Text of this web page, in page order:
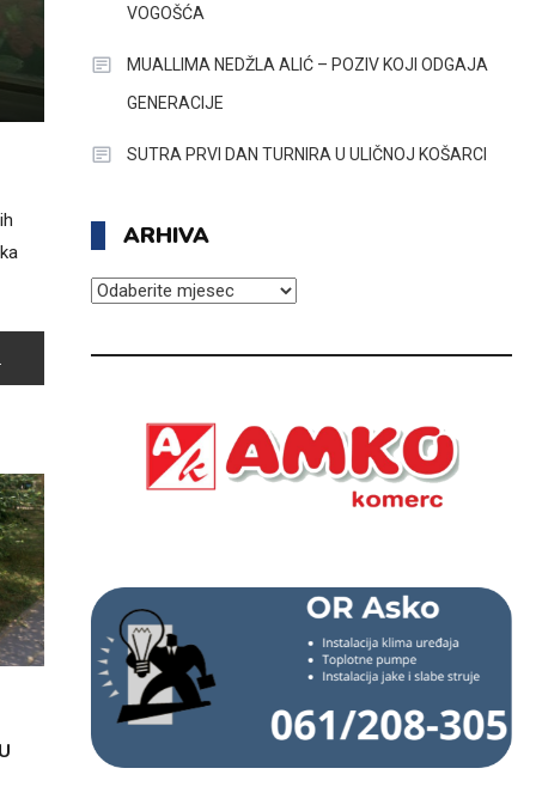
VOGOŠĆA
MUALLIMA NEDŽLA ALIĆ – POZIV KOJI ODGAJA
GENERACIJE
SUTRA PRVI DAN TURNIRA U ULIČNOJ KOŠARCI
ARHIVA
ARHIVA